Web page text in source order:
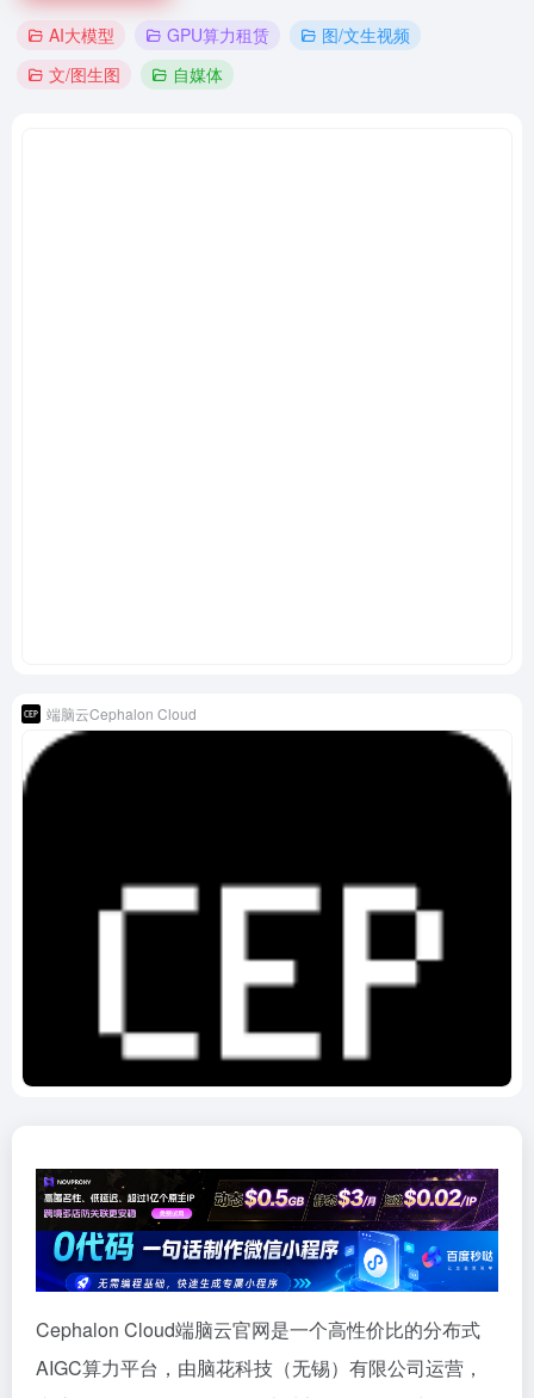
AI大模型 GPU算力租赁
图/文生视频
文/图生图
自媒体
端脑云Cephalon Cloud
Cephalon Cloud端脑云官网是一个高性价比的分布式
AIGC算力平台，由脑花科技（无锡）有限公司运营，